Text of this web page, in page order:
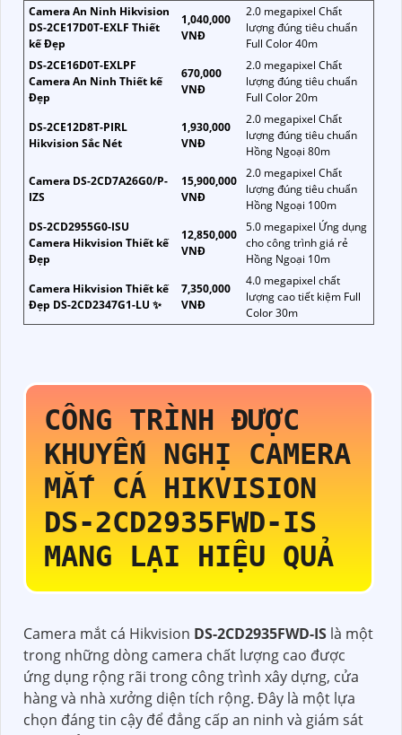
Camera An Ninh Hikvision
DS-2CE17D0T-EXLF Thiết
kế Đẹp
1,040,000
VNĐ
2.0 megapixel Chất
lượng đúng tiêu chuẩn
Full Color 40m
DS-2CE16D0T-EXLPF
Camera An Ninh Thiết kế
Đẹp
670,000
VNĐ
2.0 megapixel Chất
lượng đúng tiêu chuẩn
Full Color 20m
DS-2CE12D8T-PIRL
Hikvision Sắc Nét
1,930,000
VNĐ
2.0 megapixel Chất
lượng đúng tiêu chuẩn
Hồng Ngoại 80m
Camera DS-2CD7A26G0/P-
IZS
15,900,000
VNĐ
2.0 megapixel Chất
lượng đúng tiêu chuẩn
Hồng Ngoại 100m
DS-2CD2955G0-ISU
Camera Hikvision Thiết kế
Đẹp
12,850,000
VNĐ
5.0 megapixel Ứng dụng
cho công trình giá rẻ
Hồng Ngoại 10m
Camera Hikvision Thiết kế
Đẹp DS-2CD2347G1-LU ✨
7,350,000
VNĐ
4.0 megapixel chất
lượng cao tiết kiệm Full
Color 30m
CÔNG TRÌNH ĐƯỢC
KHUYẾN NGHỊ CAMERA
MẮT CÁ HIKVISION
DS-2CD2935FWD-IS
MANG LẠI HIỆU QUẢ
Camera mắt cá Hikvision DS-2CD2935FWD-IS là một
trong những dòng camera chất lượng cao được
ứng dụng rộng rãi trong công trình xây dựng, cửa
hàng và nhà xưởng diện tích rộng. Đây là một lựa
chọn đáng tin cậy để đẳng cấp an ninh và giám sát